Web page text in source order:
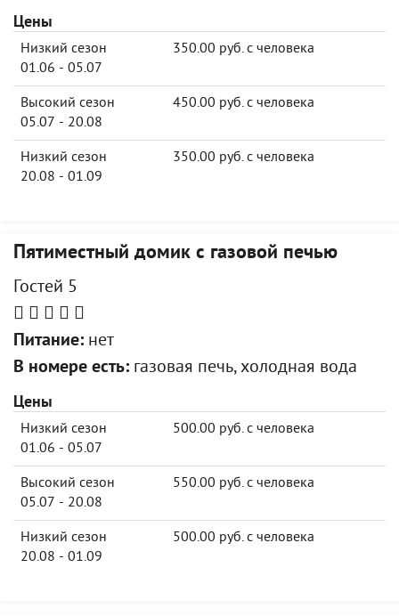
Цены
Низкий сезон
01.06 - 05.07
350.00 руб. с человека
Высокий сезон
05.07 - 20.08
450.00 руб. с человека
Низкий сезон
20.08 - 01.09
350.00 руб. с человека
Пятиместный домик с газовой печью
Гостей 5
Питание: нет
В номере есть: газовая печь, холодная вода
Цены
Низкий сезон
01.06 - 05.07
500.00 руб. с человека
Высокий сезон
05.07 - 20.08
550.00 руб. с человека
Низкий сезон
20.08 - 01.09
500.00 руб. с человека